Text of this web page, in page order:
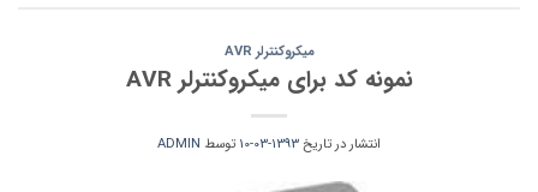
میکروکنترلر AVR
نمونه کد برای میکروکنترلر AVR
انتشار در تاریخ1393-03-10 توسط ADMIN